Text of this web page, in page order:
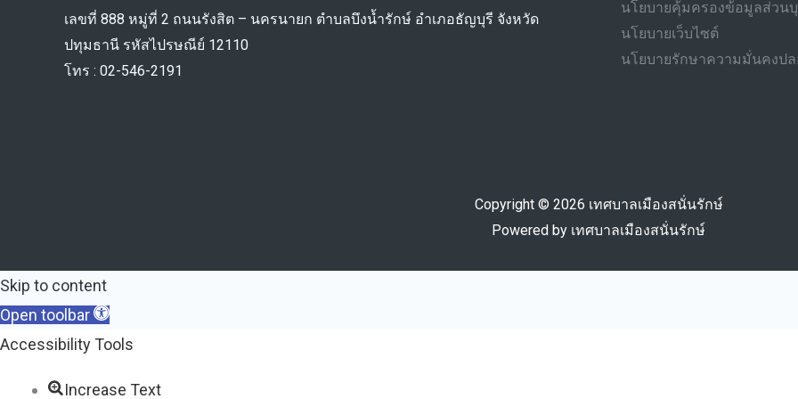
เลขที่ 888 หมู่ที่ 2 ถนนรังสิต – นครนายก ตำบลบึงน้ำรักษ์ อำเภอธัญบุรี จังหวัด
ปทุมธานี รหัสไปรษณีย์ 12110
โทร : 02-546-2191
นโยบายคุ้มครองข้อมูลส่วน
นโยบายเว็บไซต์
นโยบายรักษาความมั่นคงปล
Copyright © 2026 เทศบาลเมืองสนั่นรักษ์
Powered by เทศบาลเมืองสนั่นรักษ์
Skip to content
Open toolbar
Accessibility Tools
Increase Text